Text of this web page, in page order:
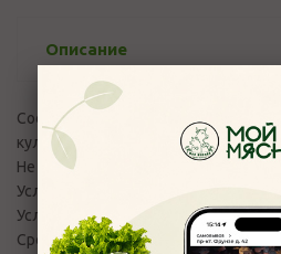
Описание
Состав: Молоко нормализованное
культур молочнокислых
Не содержит ГМО. БЗМЖ
Условия хранения: 0-4
Условия хранения после вскрытия:
Срок годности: 150 сут